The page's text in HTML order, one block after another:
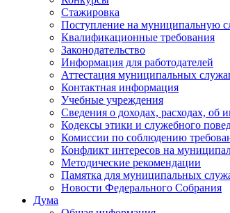
Стажировка
Поступление на муниципальную
Квалификационные требования
Законодательство
Информация для работодателей
Аттестация муниципальных
Контактная информация
Учебные учреждения
Сведения о доходах, расходах, об
Кодексы этики и служебного
Комиссии по соблюдению
Конфликт интересов на
Методические рекомендации
Памятка для муниципальных
Новости Федерального Cобрания
Дума